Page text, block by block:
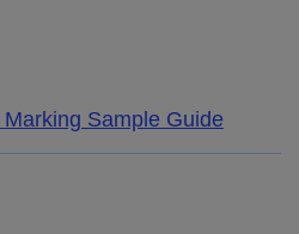
Sample Guide